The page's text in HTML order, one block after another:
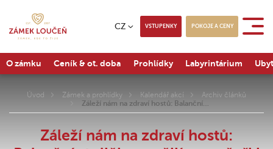
CZ VSTUPENKY POKOJE A CENY
O zámku Ceník & ot. doba Prohlídky Labyrintárium
Úvod Zámek a prohlídky Kalendář akcí
Archiv článků
Záleží nám na zdraví hostů: Balanční…
Záleží nám na zdraví hostů: